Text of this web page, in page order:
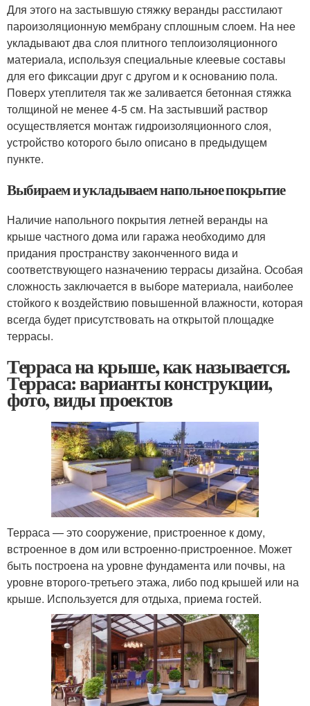
Для этого на застывшую стяжку веранды расстилают
пароизоляционную мембрану сплошным слоем. На нее
укладывают два слоя плитного теплоизоляционного
материала, используя специальные клеевые составы
для его фиксации друг с другом и к основанию пола.
Поверх утеплителя так же заливается бетонная стяжка
толщиной не менее 4-5 см. На застывший раствор
осуществляется монтаж гидроизоляционного слоя,
устройство которого было описано в предыдущем
пункте.
Выбираем и укладываем напольное покрытие
Наличие напольного покрытия летней веранды на
крыше частного дома или гаража необходимо для
придания пространству законченного вида и
соответствующего назначению террасы дизайна. Особая
сложность заключается в выборе материала, наиболее
стойкого к воздействию повышенной влажности, которая
всегда будет присутствовать на открытой площадке
террасы.
Терраса на крыше, как называется.
Терраса: варианты конструкции,
фото, виды проектов
Терраса — это сооружение, пристроенное к дому,
встроенное в дом или встроенно-пристроенное. Может
быть построена на уровне фундамента или почвы, на
уровне второго-третьего этажа, либо под крышей или на
крыше. Используется для отдыха, приема гостей.